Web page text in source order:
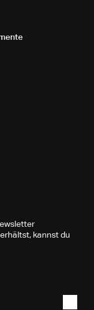
kannst du